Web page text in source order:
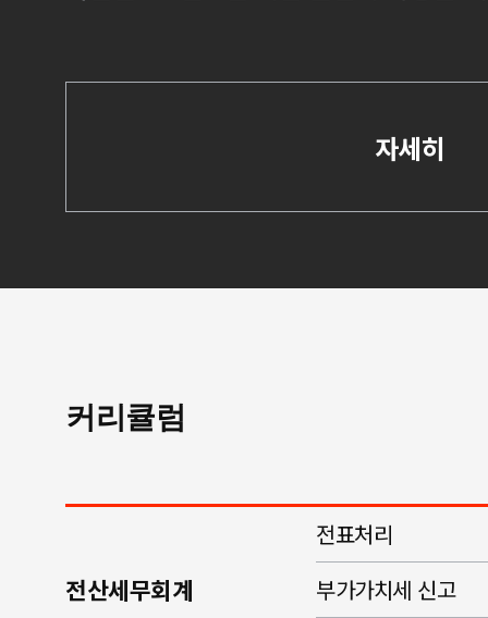
자세히
커리큘럼
전산세무회계
전표처리
부가가치세 신고